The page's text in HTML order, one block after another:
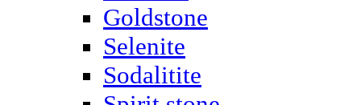
Goldstone
Selenite
Sodalitite